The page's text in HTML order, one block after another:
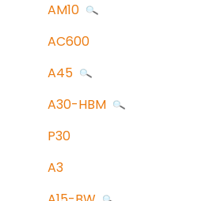
AM10
AC600
A45
A30-HBM
P30
A3